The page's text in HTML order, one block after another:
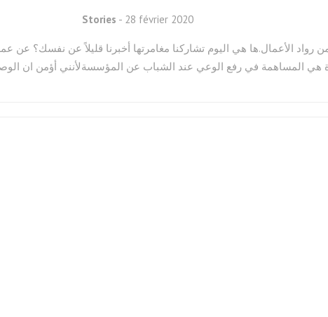
Stories - 28 février 2020
هي المساهمة في رفع الوعي عند الشباب عن المؤسسةلأنني أؤمن ان